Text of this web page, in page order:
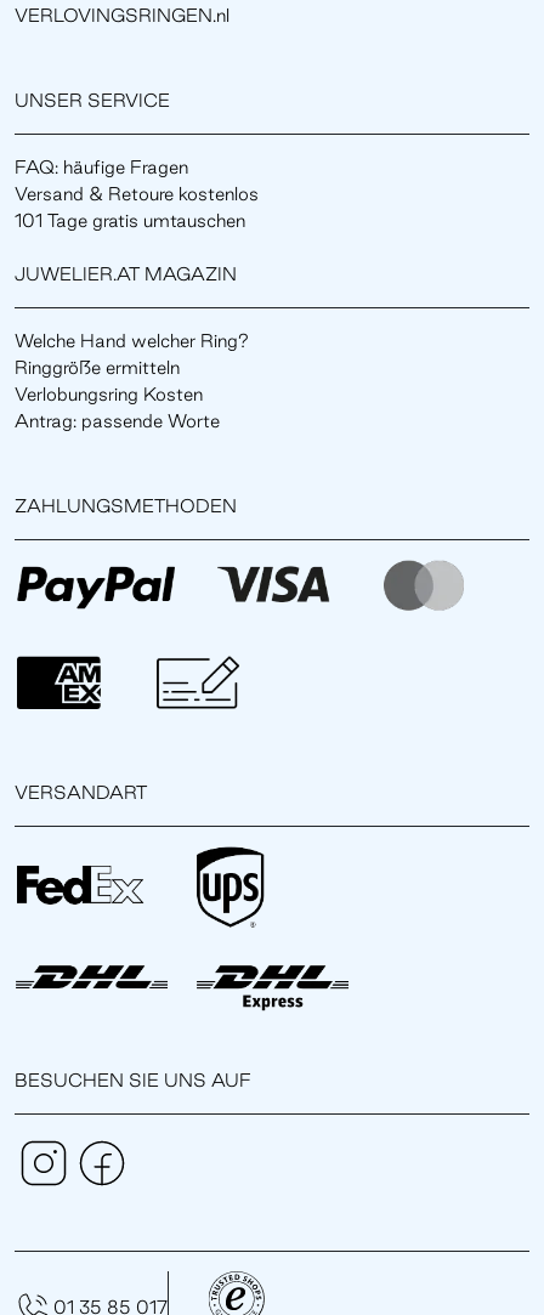
VERLOVINGSRINGEN.nl
UNSER SERVICE
FAQ: häufige Fragen
Versand & Retoure kostenlos
101 Tage gratis umtauschen
JUWELIER.AT MAGAZIN
Welche Hand welcher Ring?
Ringgröße ermitteln
Verlobungsring Kosten
Antrag: passende Worte
ZAHLUNGSMETHODEN
VERSANDART
BESUCHEN SIE UNS AUF
01 35 85 017